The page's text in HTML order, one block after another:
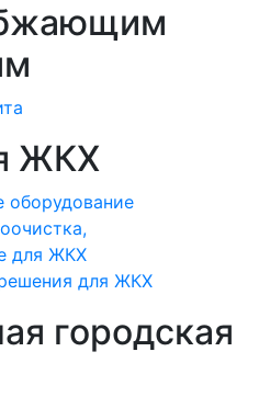
ЖКХ
оборудование
для ЖКХ
для ЖКХ
городская